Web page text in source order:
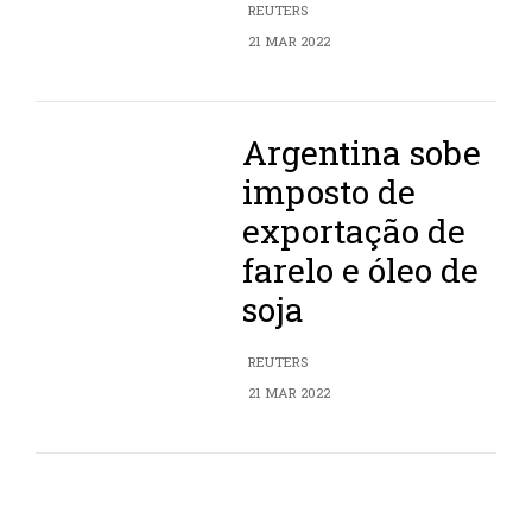
REUTERS
21 MAR 2022
Argentina sobe
imposto de
exportação de
farelo e óleo de
soja
REUTERS
21 MAR 2022